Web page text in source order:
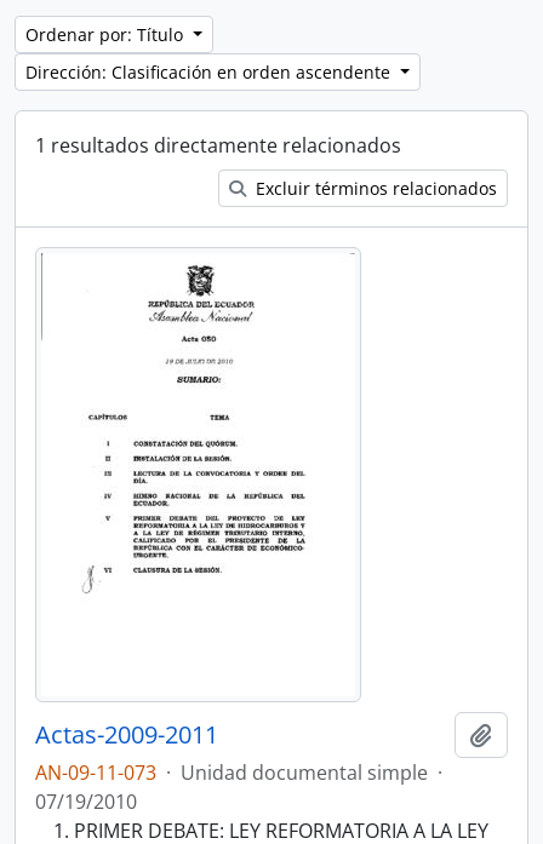
Ordenar por: Título
Dirección: Clasificación en orden ascendente
1 resultados directamente relacionados
Excluir términos relacionados
Actas-2009-2011
AN-09-11-073 · Unidad documental simple ·
07/19/2010
PRIMER DEBATE: LEY REFORMATORIA A LA LEY